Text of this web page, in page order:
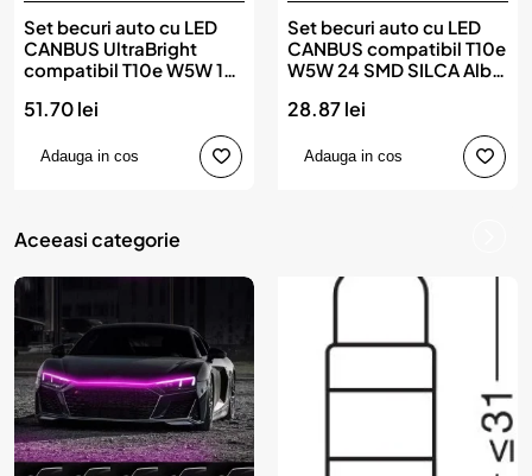
Set becuri auto cu LED
CANBUS UltraBright
compatibil T10e W5W 18
destinat competitiilor
auto sau off-road, AMIO
51.70 lei
Adauga in cos
Set becuri auto cu LED
CANBUS compatibil T10e
W5W 24 SMD SILCA Alb
competitiilor auto sau
28.87 lei
Adauga in cos
Aceeasi categorie